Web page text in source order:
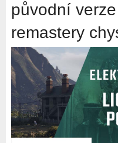
původní
remastery